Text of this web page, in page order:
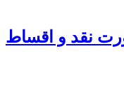
نقد و اقساط